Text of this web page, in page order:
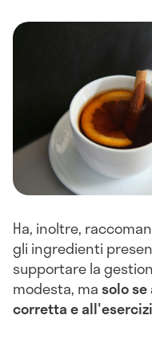
Ha, inoltre,
gli ingredienti
supportare la
modesta, masolo
corretta e